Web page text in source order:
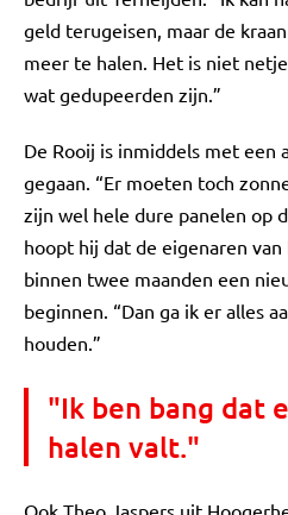
geld terugeisen, maar de
meer te halen. Het is niet
wat gedupeerden zijn.”
De Rooij is inmiddels met een
gegaan. “Er moeten toch
zijn wel hele dure panelen op
hoopt hij dat de eigenaren
binnen twee maanden een
beginnen. “Dan ga ik er alles
houden.”
"Ik ben bang dat
halen valt."
Ook Theo Jaspers uit